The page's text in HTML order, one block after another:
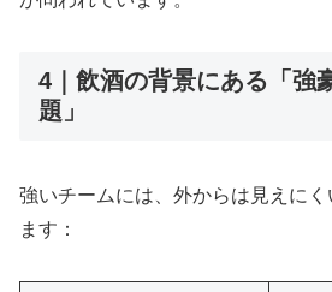
4｜飲酒の背景にある「強
題」
強いチームには、外からは見えにく
ます：